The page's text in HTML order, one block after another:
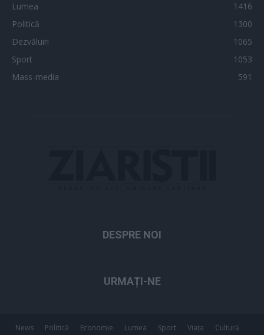
Lumea
1416
Politică
1300
Dezvăluiri
1065
Sport
1053
Mass-media
591
DESPRE NOI
URMAȚI-NE
News Politică Economie Lumea Sport Viața Cultură